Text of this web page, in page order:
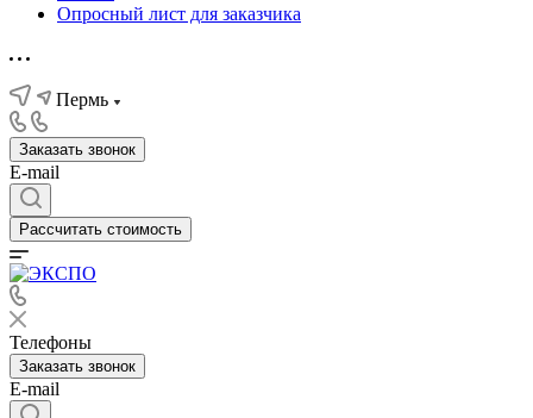
Опросный лист для заказчика
Пермь
Заказать звонок
E-mail
Рассчитать стоимость
Телефоны
Заказать звонок
E-mail